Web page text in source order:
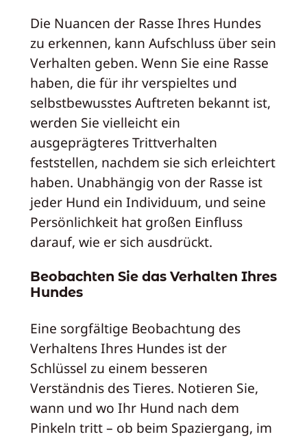
Die Nuancen der Rasse Ihres Hundes
zu erkennen, kann Aufschluss über sein
Verhalten geben. Wenn Sie eine Rasse
haben, die für ihr verspieltes und
selbstbewusstes Auftreten bekannt ist,
werden Sie vielleicht ein
ausgeprägteres Trittverhalten
feststellen, nachdem sie sich erleichtert
haben. Unabhängig von der Rasse ist
jeder Hund ein Individuum, und seine
Persönlichkeit hat großen Einfluss
darauf, wie er sich ausdrückt.
Beobachten Sie das Verhalten Ihres
Hundes
Eine sorgfältige Beobachtung des
Verhaltens Ihres Hundes ist der
Schlüssel zu einem besseren
Verständnis des Tieres. Notieren Sie,
wann und wo Ihr Hund nach dem
Pinkeln tritt – ob beim Spaziergang, im